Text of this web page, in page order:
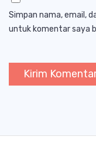
Simpan nama, email,
untuk komentar saya